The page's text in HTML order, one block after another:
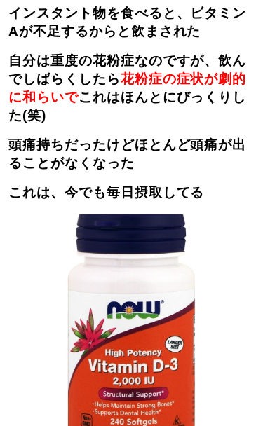
インスタント物を食べると、ビタミン
Aが不足するからと飲まされた
自分は重度の花粉症なのですが、飲ん
でしばらくしたら花粉症の症状が劇的
に和らいでこれはほんとにびっくりし
た(笑)
頭痛持ちだったけどほとんど頭痛が出
ることがなくなった
これは、今でも毎日摂取してる